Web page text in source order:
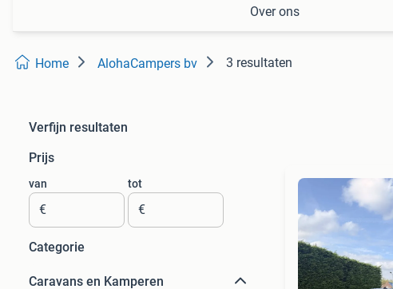
Over ons
Home AlohaCampers bv 3 resultaten
Verfijn resultaten
Prijs
van
€
tot
€
Categorie
Caravans en Kamperen